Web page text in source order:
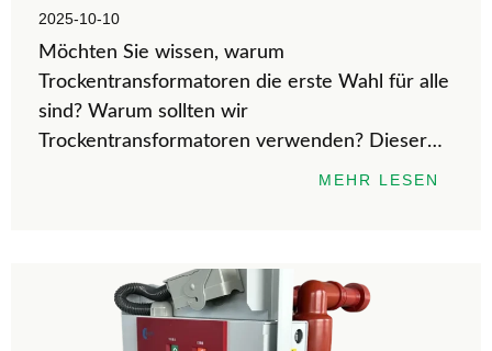
2025-10-10
Möchten Sie wissen, warum
Trockentransformatoren die erste Wahl für alle
sind? Warum sollten wir
Trockentransformatoren verwenden? Dieser
Artikel stellt sie systematisch unterMEHR LESEN